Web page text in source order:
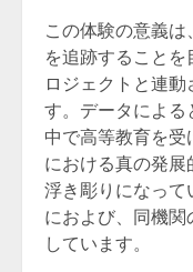
この体験の意義
を追跡すること
ロジェクトと連
す。データによ
中で高等教育を
における真の発
浮き彫りになっ
におよび、同機
しています。